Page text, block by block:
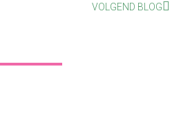
VOLGEND BLOG